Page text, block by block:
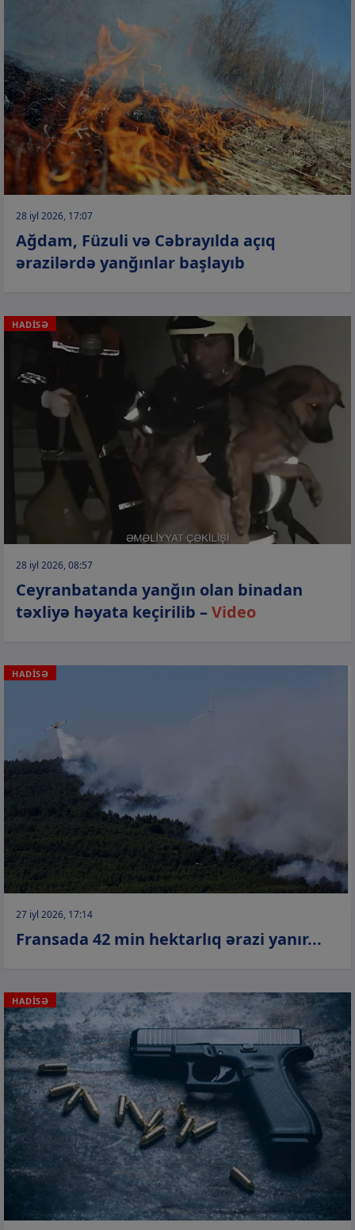
28 iyl 2026, 17:07
Ağdam, Füzuli və Cəbrayılda açıq
ərazilərdə yanğınlar başlayıb
HADİSƏ
28 iyl 2026, 08:57
Ceyranbatanda yanğın olan binadan
təxliyə həyata keçirilib –Video
HADİSƏ
27 iyl 2026, 17:14
Fransada 42 min hektarlıq ərazi yanır...
HADİSƏ